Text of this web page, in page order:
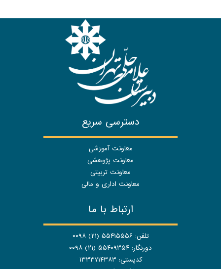
دسترسی سریع
معاونت آموزشی
معاونت پژوهشی
معاونت تربیتی
معاونت اداری و مالی
ارتباط با ما
تلفن: ۵۵۴۱۵۵۵۶ (۲۱) ۰۰۹۸
دورنگار: ۵۵۴۰۹۳۵۴ (۲۱) ۰۰۹۸
کدپستی: ۱۳۳۳۷۱۴۳۸۳